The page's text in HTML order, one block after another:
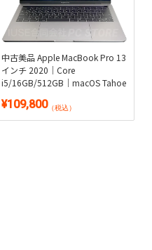
中古美品 Apple MacBook Pro 13
インチ 2020｜Core
i5/16GB/512GB｜macOS Tahoe
¥109,800（税込）